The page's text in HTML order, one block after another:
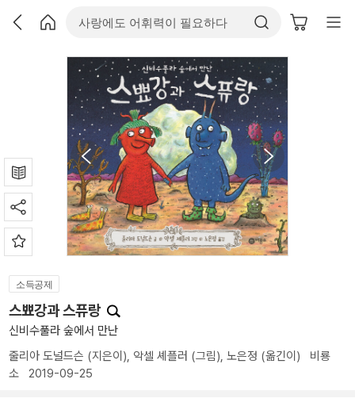
소득공제
스뾰강과 스퓨랑
신비수풀라 숲에서 만난
줄리아 도널드슨 (지은이), 악셀 셰플러 (그림), 노은정 (옮긴이) 비룡
소 2019-09-25